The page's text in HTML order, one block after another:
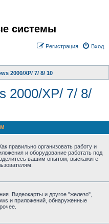
системы
Вход
Регистрация
2000/XP/ 7/ 8/ 10
2000/XP/ 7/ 8/
правильно организовать работу и
и оборудование работать под
вашим опытом, выскажите
Видеокарты и другое "железо",
и приложений, обнаруженные